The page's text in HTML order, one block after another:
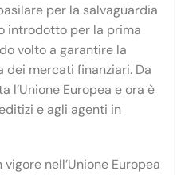
per la salvaguardia
introdotto per la prima
volto a garantire la
dei mercati finanziari. Da
l’Unione Europea e ora è
e agli agenti in
nell’Unione Europea